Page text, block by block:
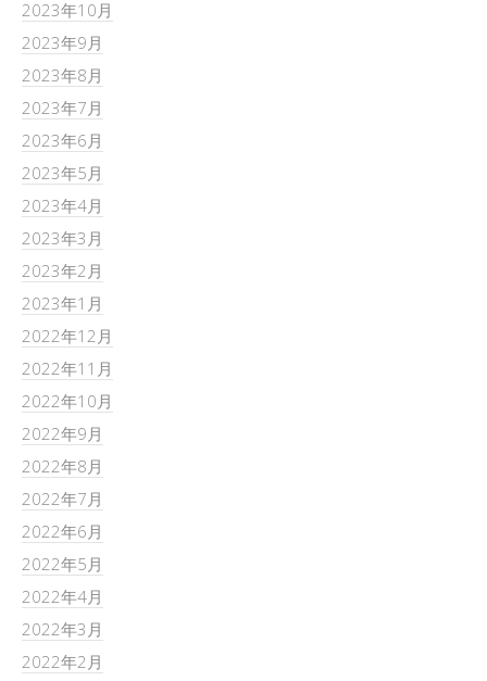
2023年10月
2023年9月
2023年8月
2023年7月
2023年6月
2023年5月
2023年4月
2023年3月
2023年2月
2023年1月
2022年12月
2022年11月
2022年10月
2022年9月
2022年8月
2022年7月
2022年6月
2022年5月
2022年4月
2022年3月
2022年2月